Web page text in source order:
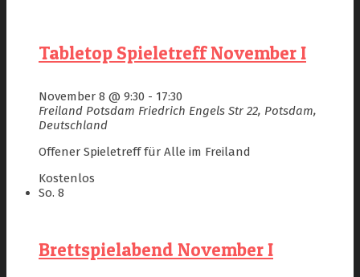
Tabletop Spieletreff November I
November 8 @ 9:30 - 17:30
Freiland Potsdam Friedrich Engels Str 22, Potsdam,
Deutschland
Offener Spieletreff für Alle im Freiland
Kostenlos
So. 8
Brettspielabend November I